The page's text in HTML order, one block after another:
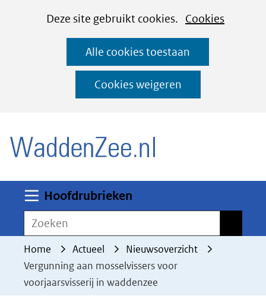
CookiesDeze site gebruikt cookies. Cookies
deze
worden
toegestaan
geweigerd.
Alle cookies toestaan
Cookies weigeren
Ga
naar
de
inhoud
Hoofdrubrieken
Zoeken
Home Actueel
Nieuwsoverzicht
Vergunning aan mosselvissers voor
voorjaarsvisserij in waddenzee